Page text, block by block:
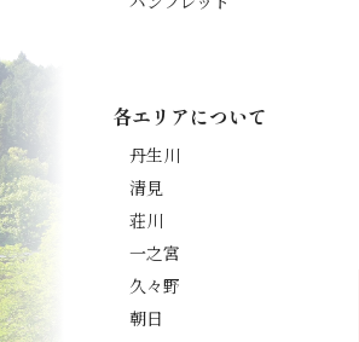
各エリアについて
丹生川
清見
荘川
一之宮
久々野
朝日